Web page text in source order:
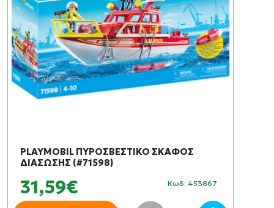
PLAYMOBIL ΠΥΡΟΣΒΕΣΤΙΚΟ ΣΚΑΦΟΣ
ΔΙΑΣΩΣΗΣ (#71598)
31,59€ Κωδ: 453867